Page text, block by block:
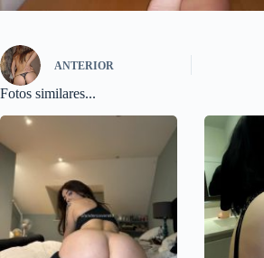
ANTERIOR
Fotos similares...